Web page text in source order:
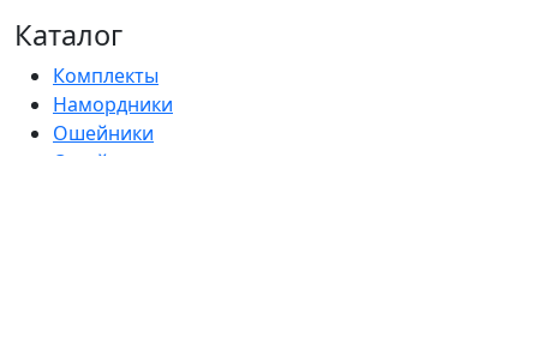
Каталог
Комплекты
Намордники
Ошейники
Ошейник-удавка